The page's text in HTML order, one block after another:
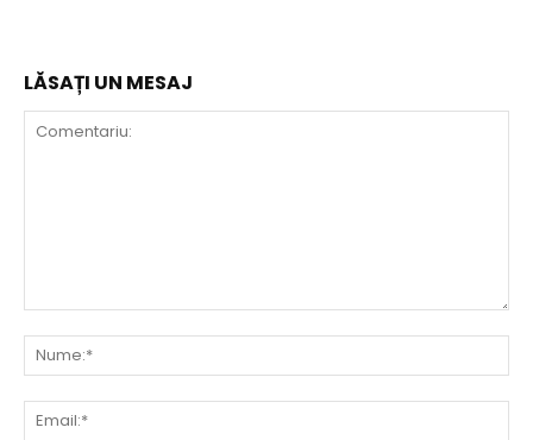
LĂSAȚI UN MESAJ